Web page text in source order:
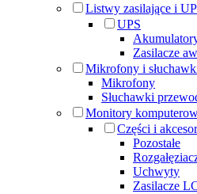
Listwy zasilające i
UPS
Zasilacze
Mikrofony i
Mikrofony
Słuchawki
Monitory
Części i
Pozostałe
Uchwyty
Zasilacze